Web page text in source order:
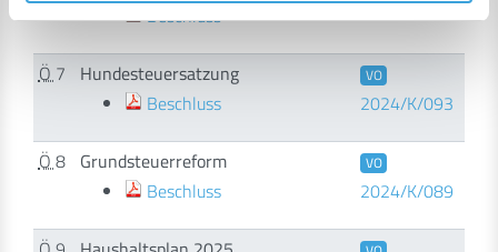
Beschluss
Ö7
Hundesteuersatzung
Beschluss
VO
2024/K/093
Ö8 Grundsteuerreform
Beschluss
VO
2024/K/089